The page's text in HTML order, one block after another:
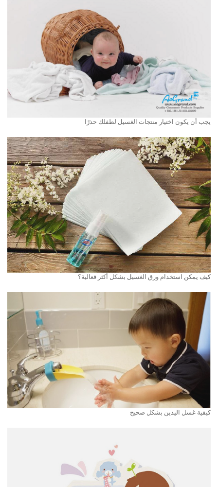
يجب أن يكون اختيار منتجات الغسيل لطفلك حذرًا
كيف يمكن استخدام ورق الغسيل بشكل أكثر فعالية؟
كيفية غسل اليدين بشكل صحيح